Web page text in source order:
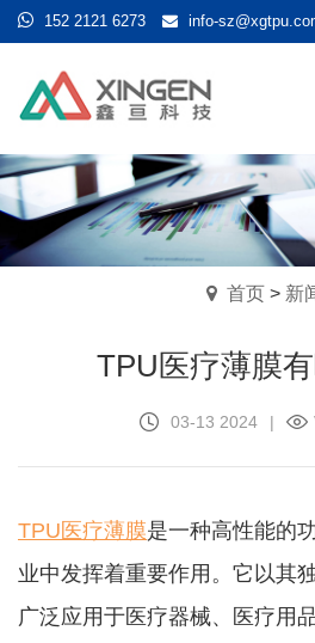
152 2121 6273 info-
首页 > 新
TPU医疗薄膜
03-13 2024 |
TPU医疗薄膜是一种高性能的
业中发挥着重要作用。它以其
广泛应用于医疗器械、医疗用